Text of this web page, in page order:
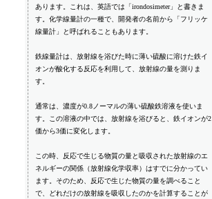
あります。これは、英語では「irondosimeter」と書きま
す。化学線量計の一種で、開発者の名前から「フリッケ
線量計」と呼ばれることもあります。
鉄線量計は、放射線を浴びた時に薄い硫酸に溶けた鉄イ
オンが酸化する反応を利用して、放射線の量を測りま
す。
通常は、濃度が0.8ノーマルの薄い硫酸鉄溶液を使いま
す。この溶液の中では、放射線を浴びると、鉄イオンが2
価から3価に変化します。
この時、反応で生じる物質の量と吸収された放射線のエ
ネルギーの関係（放射線化学収率）はすでに分かってい
ます。そのため、反応で生じた物質の量を調べること
で、どれだけの放射線を吸収したのかを計算することが